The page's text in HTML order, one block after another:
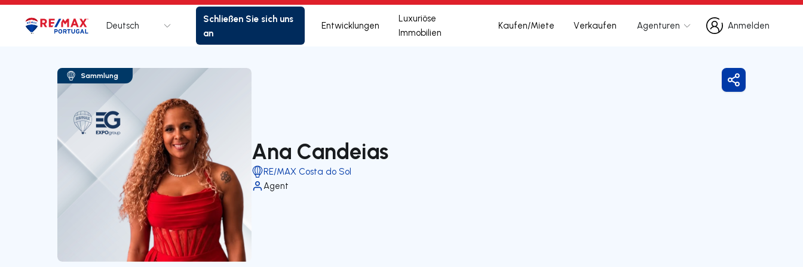
Logo Zur Startseite
Deutsch
Schließen Sie sich uns
an
Entwicklungen
Luxuriöse
Immobilien
Kaufen/Miete Verkaufen Agenturen
Anmelden
Anmelden
Sammlung
Ana Candeias
RE/MAX Costa do Sol
Agent
Freigeben